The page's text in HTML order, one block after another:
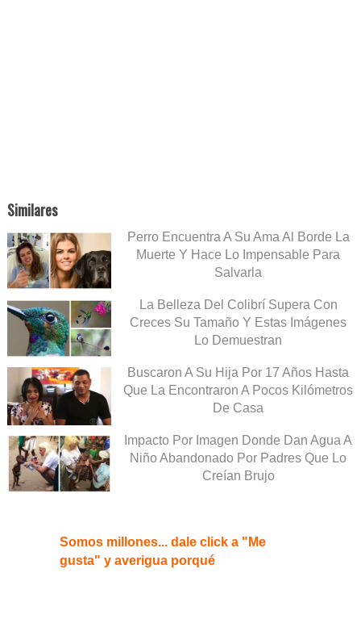
Similares
Perro Encuentra A Su Ama Al Borde La
Muerte Y Hace Lo Impensable Para
Salvarla
La Belleza Del Colibrí Supera Con
Creces Su Tamaño Y Estas Imágenes
Lo Demuestran
Buscaron A Su Hija Por 17 Años Hasta
Que La Encontraron A Pocos Kilómetros
De Casa
Impacto Por Imagen Donde Dan Agua A
Niño Abandonado Por Padres Que Lo
Creían Brujo
Somos millones... dale click a "Me
gusta" y averigua porqué